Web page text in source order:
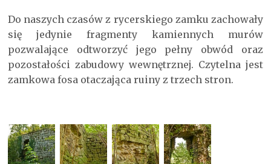
Do naszych czasów z rycerskiego zamku zachowały
się jedynie fragmenty kamiennych murów
pozwalające odtworzyć jego pełny obwód oraz
pozostałości zabudowy wewnętrznej. Czytelna jest
zamkowa fosa otaczająca ruiny z trzech stron.